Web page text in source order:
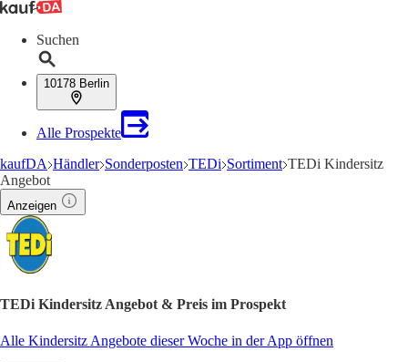
Suchen
10178 Berlin
Alle Prospekte
kaufDA Händler Sonderposten TEDi Sortiment TEDi Kindersitz
Angebot
Anzeigen
TEDi Kindersitz Angebot & Preis im Prospekt
Alle Kindersitz Angebote dieser Woche in der App öffnen